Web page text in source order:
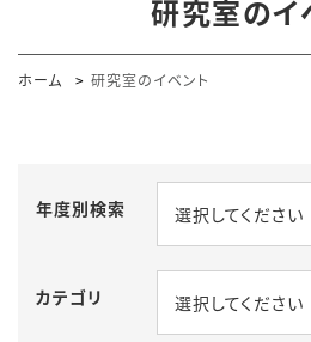
研究室のイ
ホーム 研究室のイベント
年度別検索 選択してください
カテゴリ 選択してください